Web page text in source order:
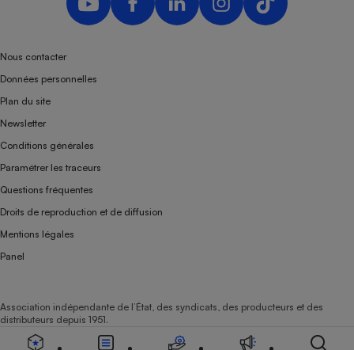
Nous contacter
Données personnelles
Plan du site
Newsletter
Conditions générales
Paramétrer les traceurs
Questions fréquentes
Droits de reproduction et de diffusion
Mentions légales
Panel
Association indépendante de l’État, des syndicats, des producteurs et des
distributeurs depuis 1951.